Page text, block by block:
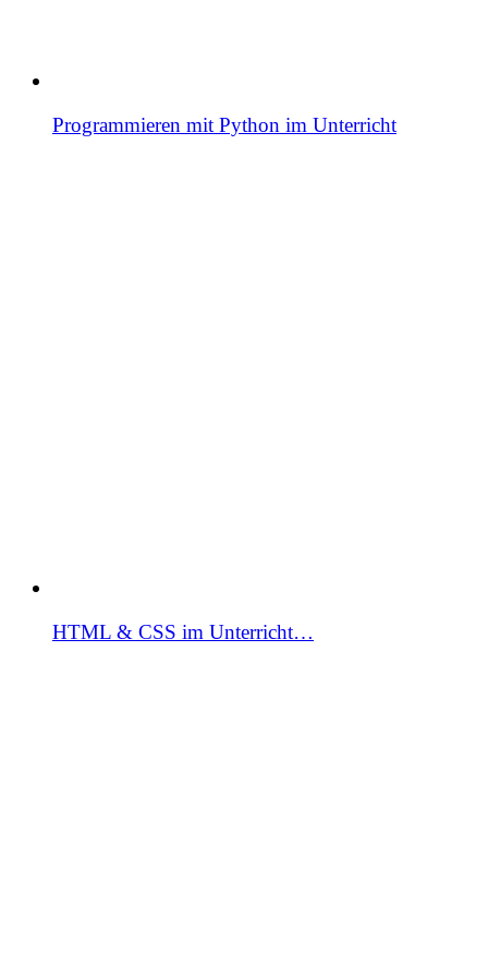
Programmieren mit Python im Unterricht
HTML & CSS im Unterricht…